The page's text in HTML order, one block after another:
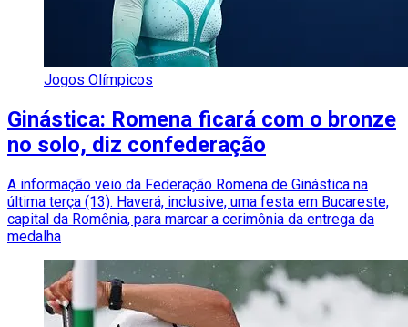
Jogos Olímpicos
Ginástica: Romena ficará com o bronze
no solo, diz confederação
A informação veio da Federação Romena de Ginástica na
última terça (13). Haverá, inclusive, uma festa em Bucareste,
capital da Romênia, para marcar a cerimônia da entrega da
medalha